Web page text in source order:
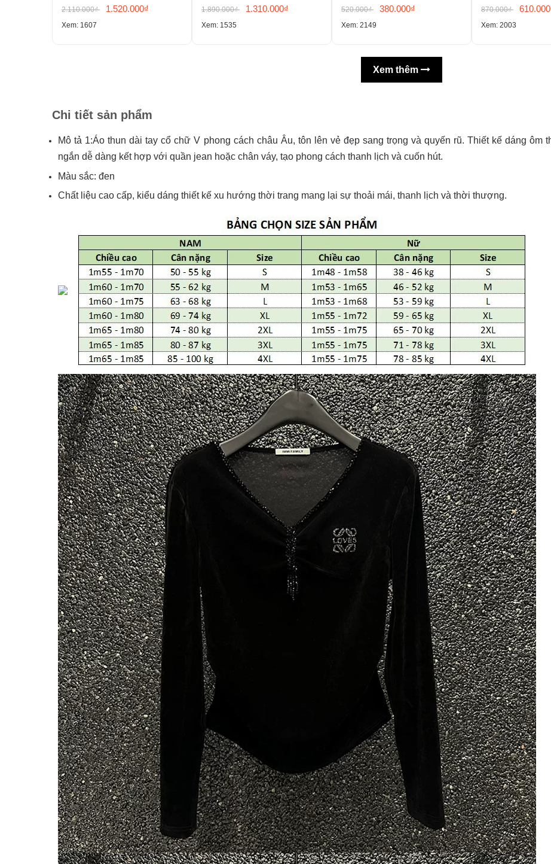
sau
2.110.000₫ 1.520.000₫
Xem: 1607
của Mo Han
1.890.000₫ 1.310.000₫
Xem: 1535
sm
520.000₫ 380.000₫
Xem: 2149
870.000₫
Xem: 2003
Xem thêm
Chi tiết sản phẩm
Mô tả 1:Áo thun dài tay cổ chữ V phong cách châu Âu, tôn lên vẻ đẹp sang trọng và quyến rũ. Thiết kế dáng
ngắn dễ dàng kết hợp với quần jean hoặc chân váy, tạo phong cách thanh lịch và cuốn hút.
Màu sắc: đen
Chất liệu cao cấp, kiểu dáng thiết kế xu hướng thời trang mang lại sự thoải mái, thanh lịch và thời thượng.